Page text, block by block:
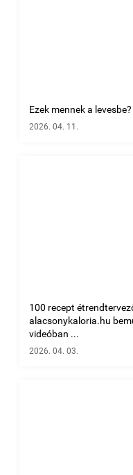
Ezek mennek a levesbe?
2026. 04. 11.
100 recept
alacsonykaloria.hu
videóban ...
2026. 04. 03.